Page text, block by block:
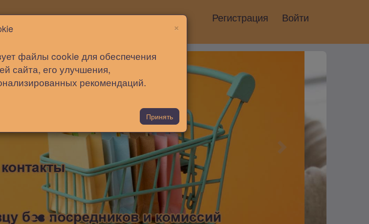
Помощь Регистрация Войти
×
файлы cookie для обеспечения
сайта, его улучшения,
рекомендаций.
Принять